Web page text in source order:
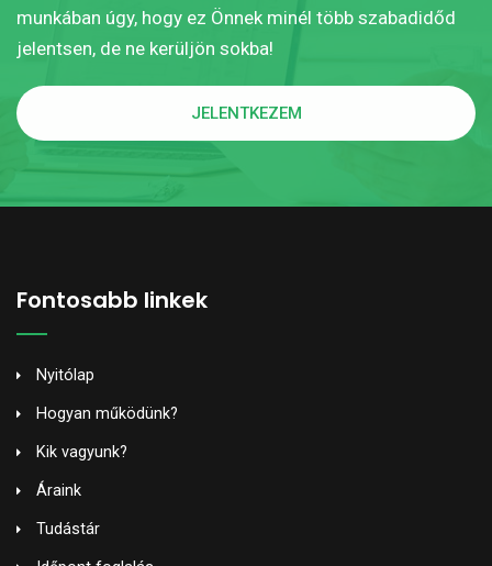
munkában úgy, hogy ez Önnek minél több szabadidőd
jelentsen, de ne kerüljön sokba!
JELENTKEZEM
Fontosabb linkek
Nyitólap
Hogyan működünk?
Kik vagyunk?
Áraink
Tudástár